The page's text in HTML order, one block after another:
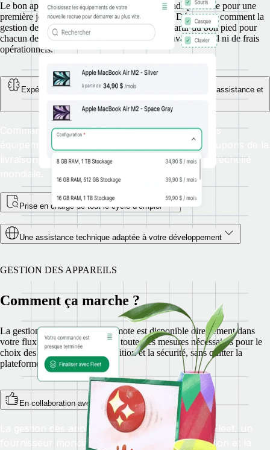
Le bon appareil, livré en temps et en heure : indispensable pour une
première journée réussie à un nouveau poste ! Découvrez comment la
gestion des appareils de Remote vous aide à partir du bon pied pour
chacun de vos collaborateurs, sans ajout de travail manuel ni de frais
opérationnels.
Expédiez vos appareils dans le monde entier, avec une assistance et
un suivi complets
Commandez des ordinateurs portables et autres
équipements en quelques clics. Nous nous occupons de la
livraison, des retours et des remplacements, à l’échelle
Prise en charge de tout le cycle d’emploi
Une assistance technique adaptée à votre développement
GESTION DES APPAREILS
Comment ça marche ?
La gestion des appareils de Remote est disponible directement dans
votre flux d’intégration. Prenez toutes les mesures nécessaires pour le
choix des équipements, l’expédition et la sécurité, sans quitter la
plateforme de Remote.
En collaboration avec notre partenaire Fleet
La gestion des appareils est menée à bien par Fleet, un
fournisseur mondial de confiance pour la location et la